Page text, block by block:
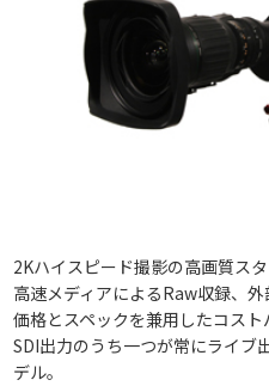
2Kハイスピード撮影の高画質ス
高速メディアによるRaw収録、外
価格とスペックを兼用したコスト
SDI出力のうち一つが常にライブ
デル。